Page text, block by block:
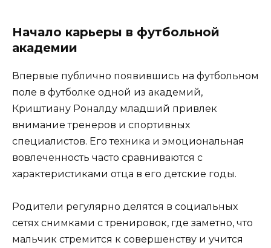
Начало карьеры в футбольной
академии
Впервые публично появившись на футбольном
поле в футболке одной из академий,
Криштиану Роналду младший привлек
внимание тренеров и спортивных
специалистов. Его техника и эмоциональная
вовлеченность часто сравниваются с
характеристиками отца в его детские годы.
Родители регулярно делятся в социальных
сетях снимками с тренировок, где заметно, что
мальчик стремится к совершенству и учится